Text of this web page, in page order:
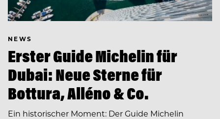
NEWS
Erster Guide Michelin für
Dubai: Neue Sterne für
Bottura, Alléno & Co.
Ein historischer Moment: Der Guide Michelin